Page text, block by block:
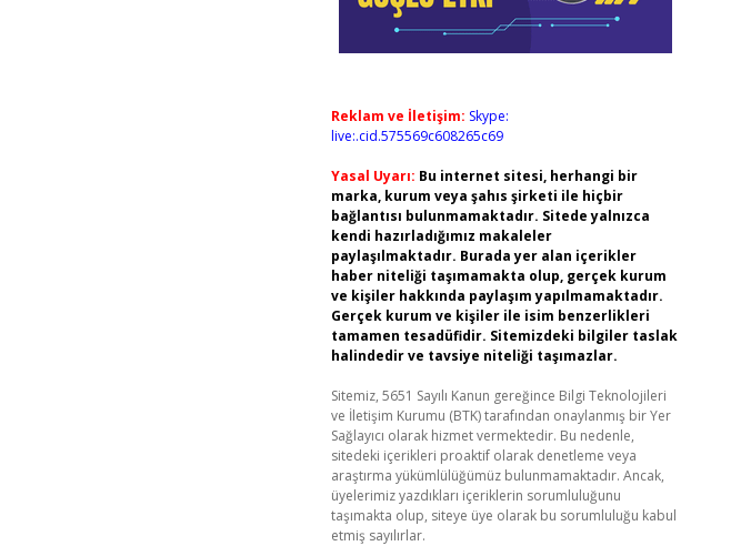
Reklam ve İletişim: Skype:
live:.cid.575569c608265c69
Yasal Uyarı: Bu internet sitesi, herhangi bir
marka, kurum veya şahıs şirketi ile hiçbir
bağlantısı bulunmamaktadır. Sitede yalnızca
kendi hazırladığımız makaleler
paylaşılmaktadır. Burada yer alan içerikler
haber niteliği taşımamakta olup, gerçek kurum
ve kişiler hakkında paylaşım yapılmamaktadır.
Gerçek kurum ve kişiler ile isim benzerlikleri
tamamen tesadüfidir. Sitemizdeki bilgiler taslak
halindedir ve tavsiye niteliği taşımazlar.
Sitemiz, 5651 Sayılı Kanun gereğince Bilgi Teknolojileri
ve İletişim Kurumu (BTK) tarafından onaylanmış bir Yer
Sağlayıcı olarak hizmet vermektedir. Bu nedenle,
sitedeki içerikleri proaktif olarak denetleme veya
araştırma yükümlülüğümüz bulunmamaktadır. Ancak,
üyelerimiz yazdıkları içeriklerin sorumluluğunu
taşımakta olup, siteye üye olarak bu sorumluluğu kabul
etmiş sayılırlar.